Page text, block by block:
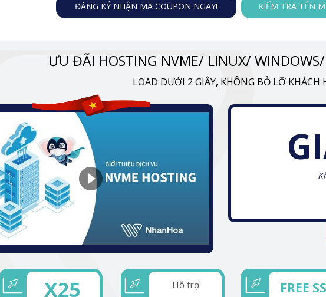
ĐĂNG KÝ NHẬN MÃ COUPON NGAY! KIỂM TRA TÊN
FREE
X25 Hỗ trợ
LOAD DƯỚI 2 GIÂY, KHÔNG BỎ LỠ KHÁCH
ƯU ĐÃI HOSTING NVME/ LINUX/ WINDOWS/